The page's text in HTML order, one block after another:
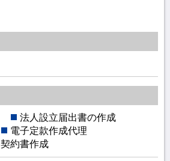
法人設立届出書の作成
電子定款作成代理
契約書作成